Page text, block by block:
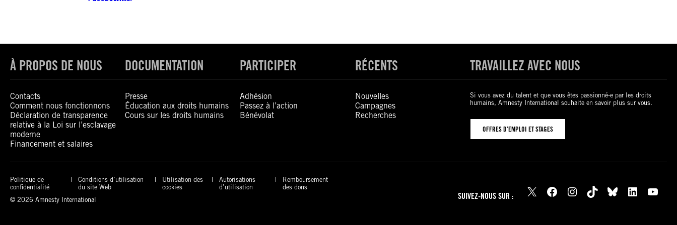
À PROPOS DE NOUS
Contacts
Comment nous fonctionnons
Déclaration de transparence
relative à la Loi sur l’esclavage
moderne
Financement et salaires
DOCUMENTATION
Presse
Éducation aux droits humains
Cours sur les droits humains
PARTICIPER
Adhésion
Passez à l’action
Bénévolat
RÉCENTS
Nouvelles
Campagnes
Recherches
TRAVAILLEZ AVEC NOUS
Si vous avez du talent et que vous êtes passionné-e par les droits
humains, Amnesty International souhaite en savoir plus sur vous.
OFFRES D’EMPLOI ET STAGES
Politique de
confidentialité
Conditions d’utilisation
du site Web
Utilisation des
cookies
Autorisations
d’utilisation
Remboursement
des dons
© 2026 Amnesty International
SUIVEZ-NOUS SUR : X Facebook Instagram TikTok Bluesky LinkedIn YouTube